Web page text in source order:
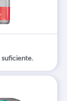
suficiente.